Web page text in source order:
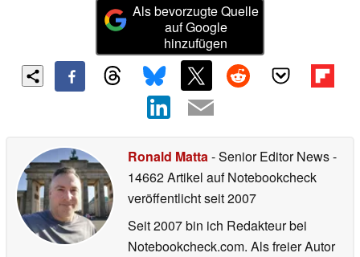
Als bevorzugte Quelle
auf Google
hinzufügen
Ronald Matta- Senior Editor News-
14662 Artikel auf Notebookcheck
veröffentlichtseit 2007
Seit 2007 bin ich Redakteur bei
Notebookcheck.com. Als freier Autor